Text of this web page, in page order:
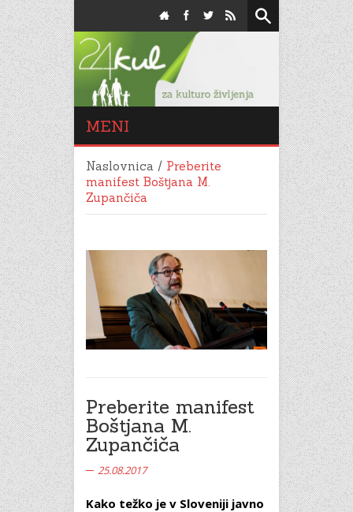
MENI
Naslovnica / Preberite
manifest Boštjana M.
Zupančiča
Preberite manifest
Boštjana M.
Zupančiča
25.08.2017
Kako težko je v Sloveniji javno